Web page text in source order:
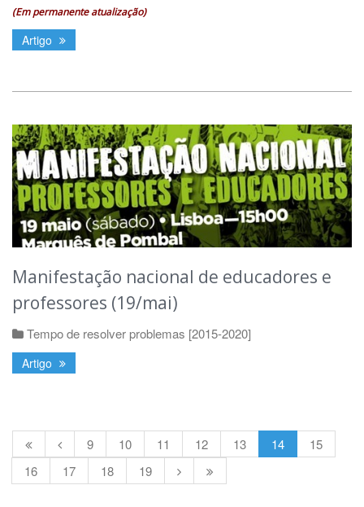
(Em permanente atualização)
Artigo
Manifestação nacional de educadores e
professores (19/mai)
Tempo de resolver problemas [2015-2020]
Artigo
9 10 11 12 13 14
15
16
17 18 19